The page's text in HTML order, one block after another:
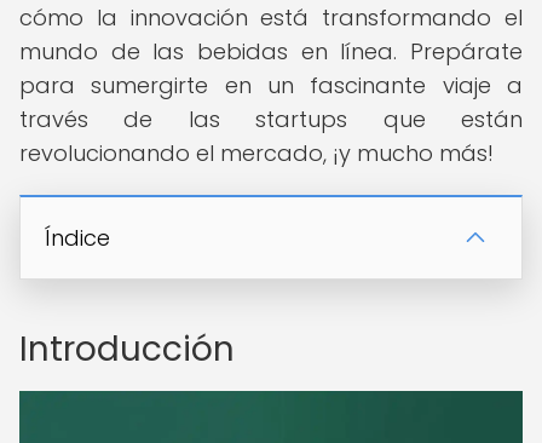
cómo la innovación está transformando el
mundo de las bebidas en línea. Prepárate
para sumergirte en un fascinante viaje a
través de las startups que están
revolucionando el mercado, ¡y mucho más!
Índice
Introducción